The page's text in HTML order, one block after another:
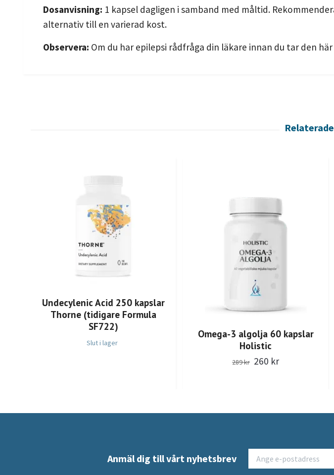
Dosanvisning: 1 kapsel dagligen i samband med måltid.
alternativ till en varierad kost.
Observera: Om du har epilepsi rådfråga din läkare innan du tar den
Undecylenic Acid 250 kapslar
Thorne (tidigare Formula
SF722)
Slut i lager
Omega-3 algolja 60 kapslar
Holistic
289 kr 260 kr
Anmäl dig till vårt nyhetsbrev